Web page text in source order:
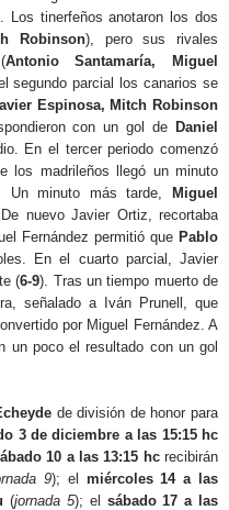
Los tinerfeños anotaron los dos
Robinson), pero sus rivales
Antonio Santamaría, Miguel
segundo parcial los canarios se
Espinosa, Mitch Robinson
con un gol de Daniel
En el tercer periodo comenzó
los madrileños llegó un minuto
Un minuto más tarde,
Miguel
nuevo Javier Ortiz, recortaba
Fernández permitió que Pablo
En el cuarto parcial, Javier
(6-9). Tras un tiempo muerto de
señalado a Iván Prunell, que
por Miguel Fernández. A
un poco el resultado con un gol
de división de honor para
3 de diciembre a las 15:15 hc
10 a las 13:15 hcrecibirán
9); el miércoles 14 a las
(jornada 5); el sábado 17 a las